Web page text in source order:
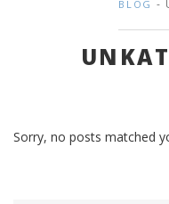
BLOG -
Sorry, no posts matched